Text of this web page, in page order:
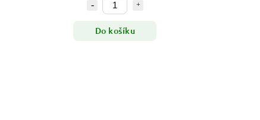
Do košíku